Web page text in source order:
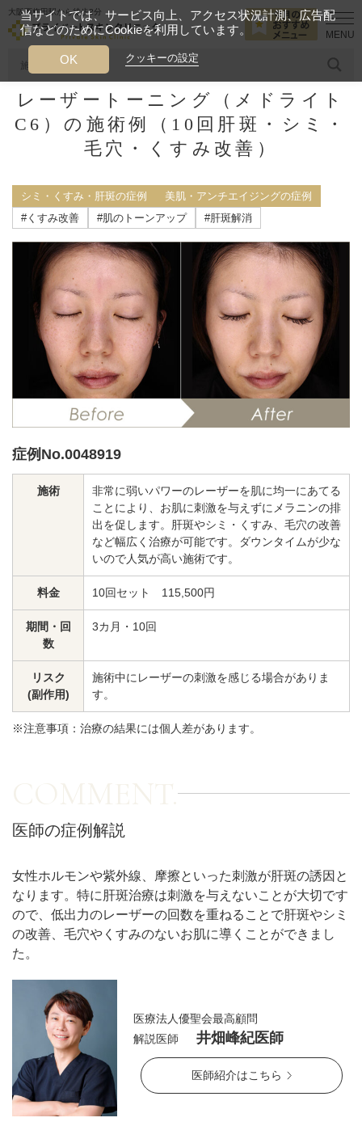
大阪西梅田駅から徒歩2分
人気のワード 糸リフト ヒアルロン酸 リジュランアイ
当クリニック月替わりのおすすめのメニュー
プライベートスキンクリニックが
選ばれる理由
クリニックについて
料金一覧
お悩みで探す 施術メニュー
医師紹介
アクセス
予約方法に
美容ブログ
オンラインショップ
LINE予約
施術症例 シミ・くすみ・肝斑の症例 レーザートーニン
レーザートーニング（メドライト
C6）の施術例（10回肝斑・シミ・
毛穴・くすみ改善）
シミ・くすみ・肝斑の症例
美肌・アンチエイジングの症例
#くすみ改善
#肌のトーンアップ #肝斑解消
症例No.0048919
施術
非常に弱いパワーのレーザーを肌に均一にあてる
ことにより、お肌に刺激を与えずにメラニンの排
出を促します。肝斑やシミ・くすみ、毛穴の改善
など幅広く治療が可能です。ダウンタイムが少な
いので人気が高い施術です。
料金 10回セット 115,500円
期間・回
数
3カ月・10回
リスク
(副作用)
施術中にレーザーの刺激を感じる場合がありま
す。
※注意事項：治療の結果には個人差があります。
医師の症例解説
女性ホルモンや紫外線、摩擦といった刺激が肝斑の誘因と
なります。特に肝斑治療は刺激を与えないことが大切です
ので、低出力のレーザーの回数を重ねることで肝斑やシミ
の改善、毛穴やくすみのないお肌に導くことができまし
た。
医療法人優聖会最高顧問
解説医師
井畑峰紀医師
医師紹介はこちら
当サイトでは、サービス向上、アクセス状況計測、広告配
信などのためにCookieを利用しています。
クッキーの設定
OK